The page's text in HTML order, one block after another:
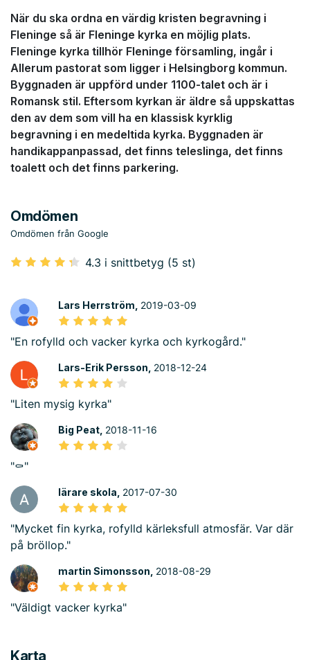
När du ska ordna en värdig kristen begravning i
Fleninge så är Fleninge kyrka en möjlig plats.
Fleninge kyrka tillhör Fleninge församling, ingår i
Allerum pastorat som ligger i Helsingborg kommun.
Byggnaden är uppförd under 1100-talet och är i
Romansk stil. Eftersom kyrkan är äldre så uppskattas
den av dem som vill ha en klassisk kyrklig
begravning i en medeltida kyrka. Byggnaden är
handikappanpassad, det finns teleslinga, det finns
toalett och det finns parkering.
Omdömen
Omdömen från Google
4.3 i snittbetyg (5 st)
Lars Herrström, 2019-03-09
"En rofylld och vacker kyrka och kyrkogård."
Lars-Erik Persson, 2018-12-24
"Liten mysig kyrka"
Big Peat, 2018-11-16
"⚰️"
lärare skola, 2017-07-30
"Mycket fin kyrka, rofylld kärleksfull atmosfär. Var där
på bröllop."
martin Simonsson, 2018-08-29
"Väldigt vacker kyrka"
Karta